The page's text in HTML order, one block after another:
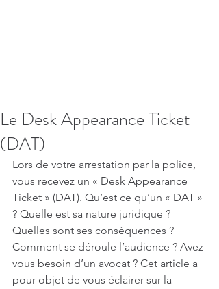
Le Desk Appearance Ticket
(DAT)
Lors de votre arrestation par la police,
vous recevez un « Desk Appearance
Ticket » (DAT). Qu’est ce qu’un « DAT »
? Quelle est sa nature juridique ?
Quelles sont ses conséquences ?
Comment se déroule l’audience ? Avez-
vous besoin d’un avocat ? Cet article a
pour objet de vous éclairer sur la